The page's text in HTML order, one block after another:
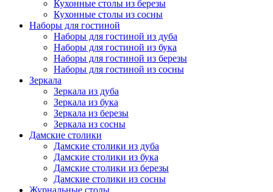
Кухонные столы из березы
Кухонные столы из сосны
Наборы для гостиной
Наборы для гостиной из дуба
Наборы для гостиной из бука
Наборы для гостиной из березы
Наборы для гостиной из сосны
Зеркала
Зеркала из дуба
Зеркала из бука
Зеркала из березы
Зеркала из сосны
Дамские столики
Дамские столики из дуба
Дамские столики из бука
Дамские столики из березы
Дамские столики из сосны
Журнальные столы